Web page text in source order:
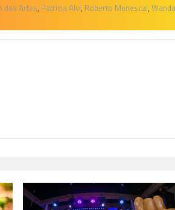
das Artes, Patrícia Alví, Roberto Menescal, Wanda